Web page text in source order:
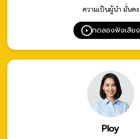
ความเป็นผู้นำ มั่นคง
ทดลองฟังเสียง
Ploy